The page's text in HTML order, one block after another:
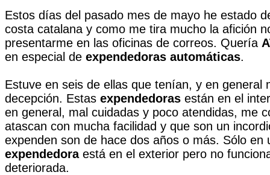
Estos días del pasado mes de mayo he estado
costa catalana y como me tira mucho la afición
presentarme en las oficinas de correos. Quería
en especial de expendedoras automáticas.
Estuve en seis de ellas que tenían, y en general
decepción. Estas expendedoras están en el
en general, mal cuidadas y poco atendidas, me
atascan con mucha facilidad y que son un
expenden son de hace dos años o más. Sólo en
expendedoraestá en el exterior pero no
deteriorada.